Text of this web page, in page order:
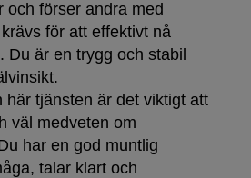
och förser andra med
för att effektivt nå
Du är en trygg och stabil
här tjänsten är det viktigt att
väl medveten om
har en god muntlig
talar klart och